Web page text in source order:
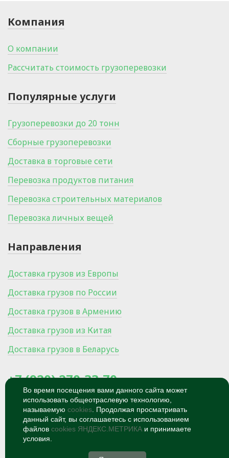
Компания
О компании
Рассчитать стоимость грузоперевозки
Популярные услуги
Грузоперевозки до 20 тонн
Сборные грузоперевозки
Доставка в торговые сети
Перевозка продуктов питания
Перевозка строительных материалов
Перевозка личных вещей
Направления
Доставка грузов из Европы
Доставка грузов по России
Доставка грузов в Армению
Доставка грузов из Китая
Доставка грузов в Беларусь
+7 (920) 270-33-70
300024, Россия, Тула, Ханинский
проезд, микрорайон Мясново, 27/1
© 2026Политика
конфиденциальности
Во время посещения вами данного сайта может
использовать общеотраслевую технологию,
называемую cookies . Продолжая просматривать
данный сайт, вы соглашаетесь с использованием
файлов cookies ЯНДЕКС.МЕТРИКА и принимаете
условия.